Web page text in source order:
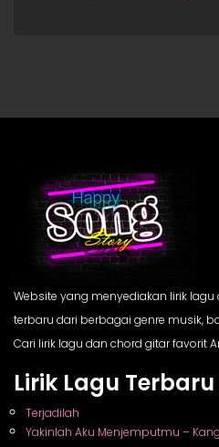
Website yang menyediakan lirik
terbaru dari berbagai genre musik,
Cari lirik lagu dan chord gitar favorit
Lirik Lagu Terbaru
Terjadilah
Yakinlah Aku Menjemputmu –